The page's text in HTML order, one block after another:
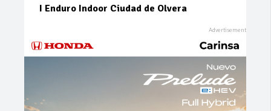
I Enduro Indoor Ciudad de Olvera